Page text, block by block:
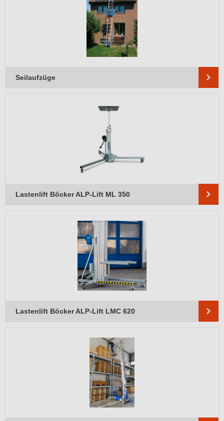
Seilaufzüge
Lastenlift Böcker ALP-Lift ML 350
Lastenlift Böcker ALP-Lift LMC 620